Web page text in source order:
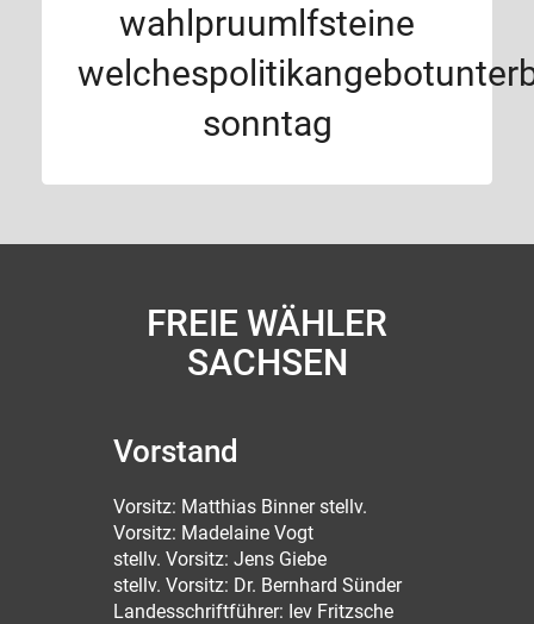
wahlpruumlfsteine
sonntag
FREIE WÄHLER
SACHSEN
Vorstand
Vorsitz: Matthias Binner stellv.
Vorsitz: Madelaine Vogt
stellv. Vorsitz: Jens Giebe
stellv. Vorsitz: Dr. Bernhard Sünder
Landesschriftführer: Iev Fritzsche